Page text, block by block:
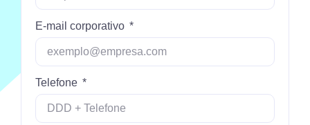
E-mail corporativo
Telefone